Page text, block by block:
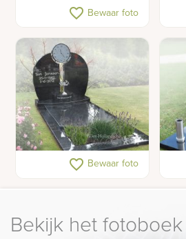
Dubbel grafmonument
van natuursteen met
kruis
favorite_border Bewaar foto
Bijzondere
grafmonumenten
favorite_border Bewaar foto
Bekijk het fotoboek